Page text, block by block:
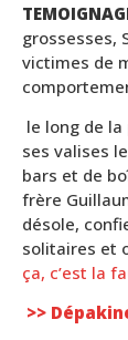
grossesses,
victimes de
le long de
ses valises
bars et de
frère
désole,
solitaires et
ça, c’est la
>>